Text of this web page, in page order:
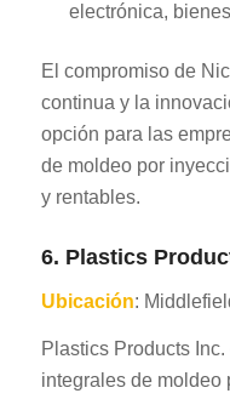
electrónica,
El compromiso de
continua y la
opción para las
de moldeo por
y rentables.
6. Plastics
Ubicación:
Plastics Products
integrales de moldeo